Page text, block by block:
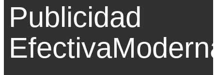
Publicidad
Efectiva